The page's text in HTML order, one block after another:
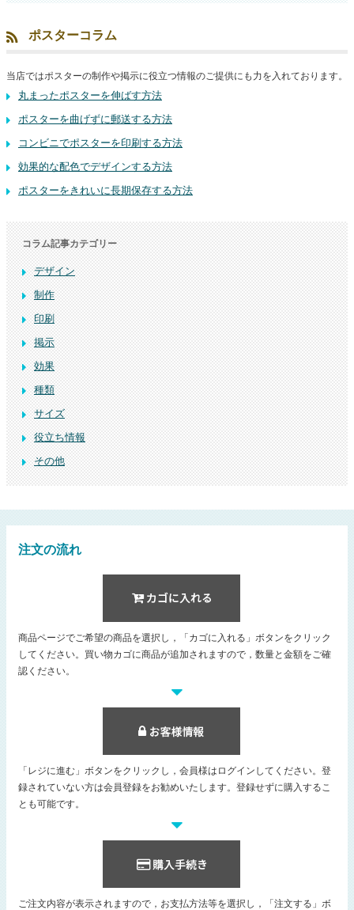
ポスターコラム
当店ではポスターの制作や掲示に役立つ情報のご提供にも力を入れております。
丸まったポスターを伸ばす方法
ポスターを曲げずに郵送する方法
コンビニでポスターを印刷する方法
効果的な配色でデザインする方法
ポスターをきれいに長期保存する方法
コラム記事カテゴリー
デザイン
制作
印刷
掲示
効果
種類
サイズ
役立ち情報
その他
注文の流れ
商品ページでご希望の商品を選択し，「カゴに入れる」ボタンをクリック
してください。買い物カゴに商品が追加されますので，数量と金額をご確
認ください。
「レジに進む」ボタンをクリックし，会員様はログインしてください。登
録されていない方は会員登録をお勧めいたします。登録せずに購入するこ
とも可能です。
ご注文内容が表示されますので，お支払方法等を選択し，「注文する」ボ